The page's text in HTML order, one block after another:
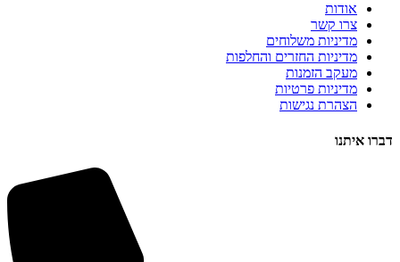
אודות
צרו קשר
מדיניות משלוחים
מדיניות החזרים והחלפות
מעקב הזמנות
מדיניות פרטיות
הצהרת נגישות
דברו איתנו